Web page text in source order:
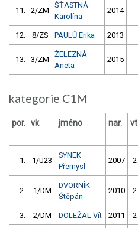
11. 2/ZM
ŠŤASTNÁ
Karolína
2014
12. 8/ZS PAULŮ Erika 2013
13. 3/ZM
ŽELEZNÁ
Aneta
2015
kategorie C1M
por. vk jméno nar. vt
1. 1/U23
SYNEK
Přemysl
2007 2
2. 1/DM
DVORNÍK
Štěpán
2010 2
3. 2/DM DOLEŽAL Vít 2011 2